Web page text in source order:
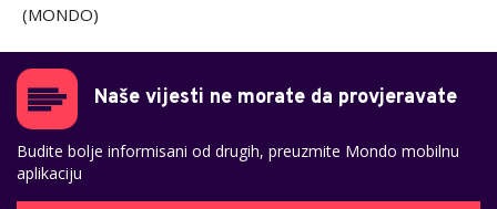
(MONDO)
Naše vijesti ne morate da provjeravate
Budite bolje informisani od drugih, preuzmite Mondo mobilnu
aplikaciju